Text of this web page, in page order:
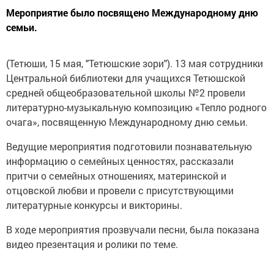
Мероприятие было посвящено Международному дню
семьи.
(Тетюши, 15 мая, "Тетюшские зори"). 13 мая сотрудники
Центральной библиотеки для учащихся Тетюшской
средней общеобразовательной школы №2 провели
литературно-музыкальную композицию «Тепло родного
очага», посвященную Международному дню семьи.
Ведущие мероприятия подготовили познавательную
информацию о семейных ценностях, рассказали
притчи о семейных отношениях, материнской и
отцовской любви и провели с присутствующими
литературные конкурсы и викторины.
В ходе мероприятия прозвучали песни, была показана
видео презентация и ролики по теме.